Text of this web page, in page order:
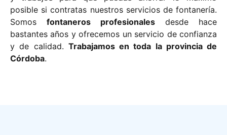
posible si contratas nuestros servicios de fontanería.
Somos fontaneros profesionales desde hace
bastantes años y ofrecemos un servicio de confianza
y de calidad. Trabajamos en toda la provincia de
Córdoba.